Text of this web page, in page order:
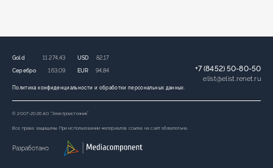
Политика конфиденциальности и обработки персональных данных.
Gold 11 274,43
Серебро 163,09
USD 82,17
EUR 94,84 +7 (8452) 50-80-50
elist@elist.renet.ru
© 2007-2026 АО “Электроисточник”
Все права защищены. При использовании материалов ссылка на сайт обязательна.
Разработано